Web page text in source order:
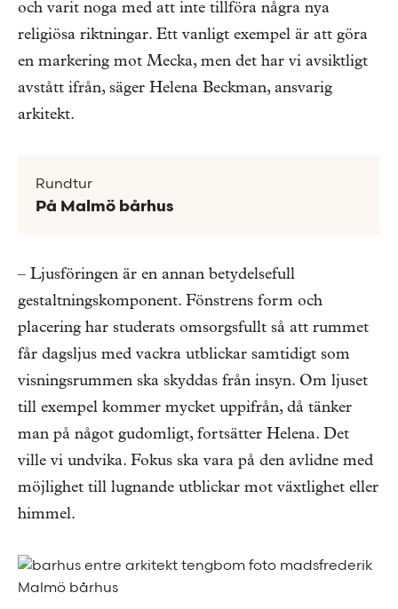
och varit noga med att inte tillföra några nya
religiösa riktningar. Ett vanligt exempel är att göra
en markering mot Mecka, men det har vi avsiktligt
avstått ifrån, säger Helena Beckman, ansvarig
arkitekt.
Rundtur
På Malmö bårhus
– Ljusföringen är en annan betydelsefull
gestaltningskomponent. Fönstrens form och
placering har studerats omsorgsfullt så att rummet
får dagsljus med vackra utblickar samtidigt som
visningsrummen ska skyddas från insyn. Om ljuset
till exempel kommer mycket uppifrån, då tänker
man på något gudomligt, fortsätter Helena. Det
ville vi undvika. Fokus ska vara på den avlidne med
möjlighet till lugnande utblickar mot växtlighet eller
himmel.